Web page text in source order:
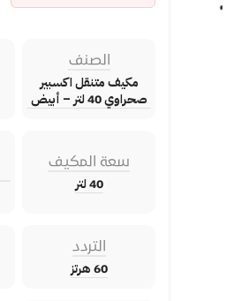
الصنف
مكيف متنقل اكسبير
صحراوي 40 لتر – أبيض
سعة المكيف
40 لتر
التردد
60 هرتز